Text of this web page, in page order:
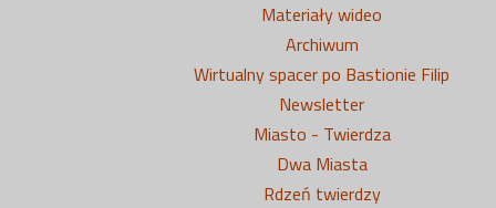
Materiały wideo
Archiwum
Wirtualny spacer po Bastionie Filip
Newsletter
Miasto - Twierdza
Dwa Miasta
Rdzeń twierdzy